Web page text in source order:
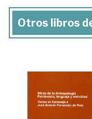
Otros libros